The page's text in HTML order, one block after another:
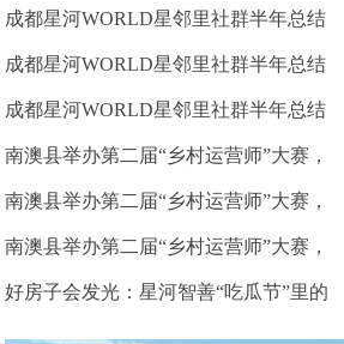
成都星河WORLD星邻里社群半年总结
成都星河WORLD星邻里社群半年总结
成都星河WORLD星邻里社群半年总结
南澳县举办第二届“乡村运营师”大赛，
南澳县举办第二届“乡村运营师”大赛，
南澳县举办第二届“乡村运营师”大赛，
好房子会发光：星河智善“吃瓜节”里的